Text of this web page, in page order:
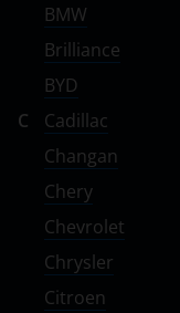
BMW
Brilliance
BYD
C
Cadillac
Changan
Chery
Chevrolet
Chrysler
Citroen